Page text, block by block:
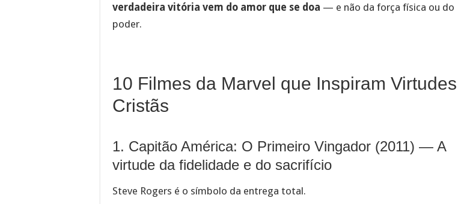
verdadeira vitória vem do amor que se doa — e não da força física ou do
poder.
10 Filmes da Marvel que Inspiram Virtudes
Cristãs
1. Capitão América: O Primeiro Vingador (2011) — A
virtude da fidelidade e do sacrifício
Steve Rogers é o símbolo da entrega total.